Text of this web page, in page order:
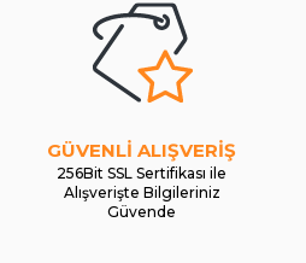
GÜVENLİ ALIŞVERİŞ
256Bit SSL Sertifikası ile
Alışverişte Bilgileriniz
Güvende